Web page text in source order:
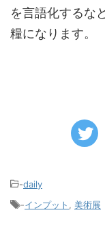
を言語化するな
糧になります。
-daily
-インプット 美術展